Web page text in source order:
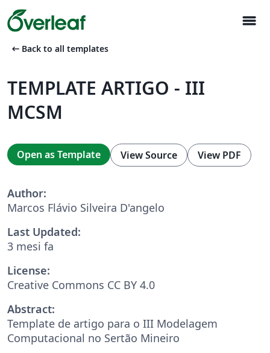
menu
arrow_left_alt Back to all templates
TEMPLATE ARTIGO - III
MCSM
Open as Template View Source View PDF
Author:
Marcos Flávio Silveira D'angelo
Last Updated:
3 mesi fa
License:
Creative Commons CC BY 4.0
Abstract:
Template de artigo para o III Modelagem
Computacional no Sertão Mineiro